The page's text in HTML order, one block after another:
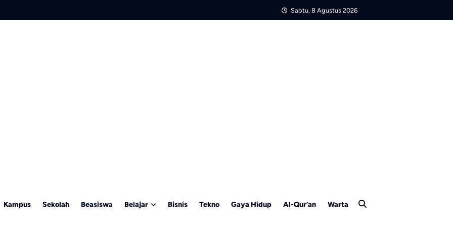
Sabtu, 8 Agustus 2026
Kampus Sekolah Beasiswa Belajar Bisnis Tekno Gaya Hidup Al-Qur’an Warta